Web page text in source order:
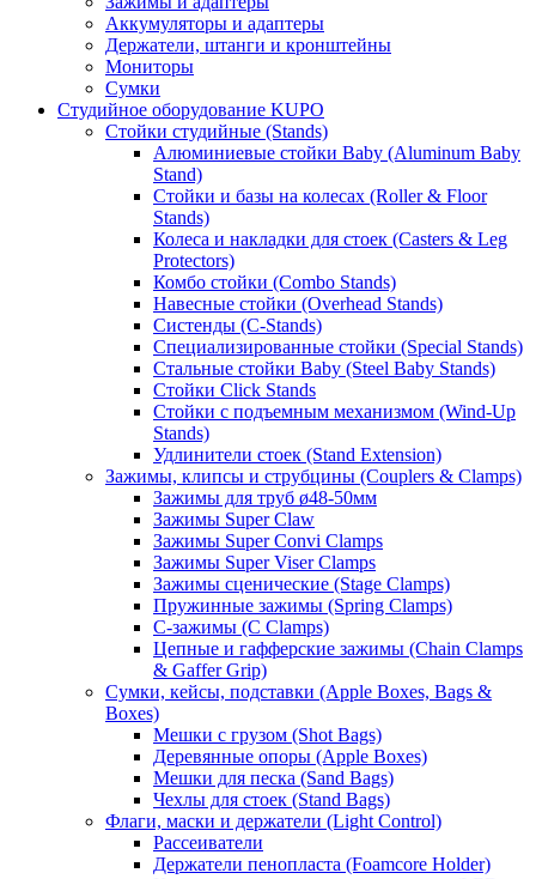
Аккумуляторы и адаптеры
Держатели, штанги и кронштейны
Мониторы
Сумки
Студийное оборудование KUPO
Стойки студийные (Stands)
Алюминиевые стойки Baby (Aluminum Baby
Stand)
Стойки и базы на колесах (Roller & Floor
Stands)
Колеса и накладки для стоек (Casters & Leg
Protectors)
Комбо стойки (Combo Stands)
Навесные стойки (Overhead Stands)
Систенды (C-Stands)
Специализированные стойки (Special Stands)
Стальные стойки Baby (Steel Baby Stands)
Стойки Click Stands
Стойки с подъемным механизмом (Wind-Up
Stands)
Удлинители стоек (Stand Extension)
Зажимы, клипсы и струбцины (Couplers & Clamps)
Зажимы для труб ø48-50мм
Зажимы Super Claw
Зажимы Super Convi Clamps
Зажимы Super Viser Clamps
Зажимы сценические (Stage Clamps)
Пружинные зажимы (Spring Clamps)
С-зажимы (C Clamps)
Цепные и гафферские зажимы (Chain Clamps
& Gaffer Grip)
Сумки, кейсы, подставки (Apple Boxes, Bags &
Boxes)
Мешки с грузом (Shot Bags)
Деревянные опоры (Apple Boxes)
Мешки для песка (Sand Bags)
Чехлы для стоек (Stand Bags)
Флаги, маски и держатели (Light Control)
Рассеиватели
Держатели пенопласта (Foamcore Holder)